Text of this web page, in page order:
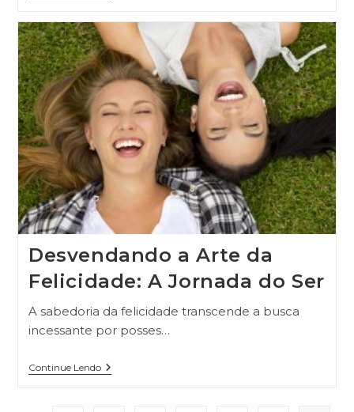
Desvendando a Arte da
Felicidade: A Jornada do Ser
A sabedoria da felicidade transcende a busca
incessante por posses…
Continue Lendo